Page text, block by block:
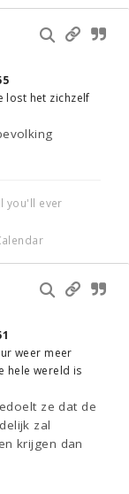
lost het zichzelf
you'll ever
weer meer
hele wereld is
ze dat de
zal
krijgen dan